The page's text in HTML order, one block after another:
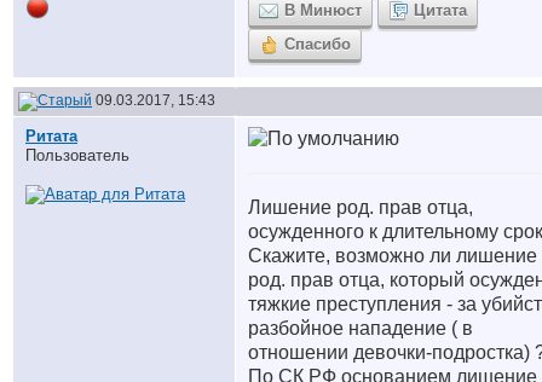
В Минюст
Цитата
Спасибо
09.03.2017, 15:43
Ритата
Пользователь
Лишение род. прав отца,
осужденного к длительному
Скажите, возможно ли лишение
род. прав отца, который
тяжкие преступления - за
разбойное нападение ( в
отношении девочки-подростка)
По СК РФ основанием лишение